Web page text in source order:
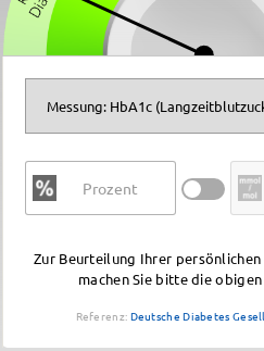
Zur Beurteilung Ihrer persönlichen
machen Sie bitte die
Referenz: Deutsche Diabetes